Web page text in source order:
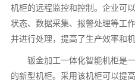
机柜的远程监控和控制。企业可
状态、数据采集、报警处理等工
并进行处理，提高了生产效率和机
钣金加工一体化智能机柜是
的新型机柜。采用该机柜可以提